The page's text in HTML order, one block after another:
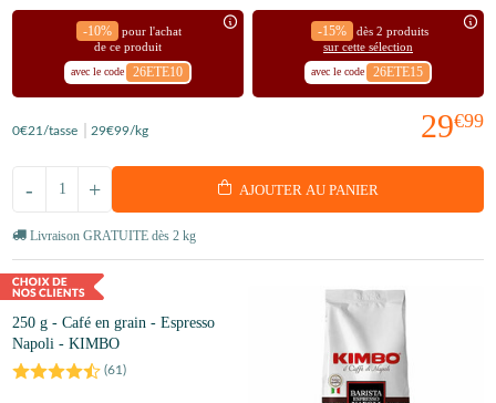
-10%
pour l'achat
de ce produit
avec le code 26ETE10
-15%
dès 2 produits
sur cette sélection
avec le code 26ETE15
29€99
0€21 /tasse 29€99/kg
+
- AJOUTER AU PANIER
Livraison GRATUITE dès 2 kg
250 g - Café en grain - Espresso
Napoli - KIMBO
(61)